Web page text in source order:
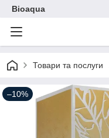
Bioaqua
Товари та послуги
–10%